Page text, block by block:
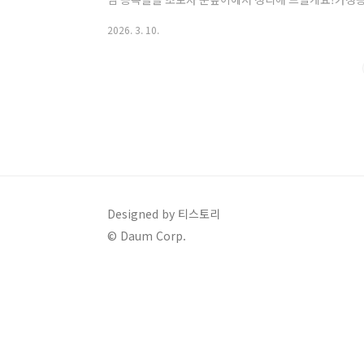
히트펌프가 됩니다. LG전자는 유럽 등 해외에서 이미
2026. 3. 10.
Designed by 티스토리
© Daum Corp.